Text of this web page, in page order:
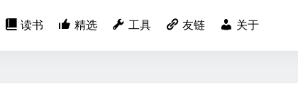
读书 精选 工具 友链 关于